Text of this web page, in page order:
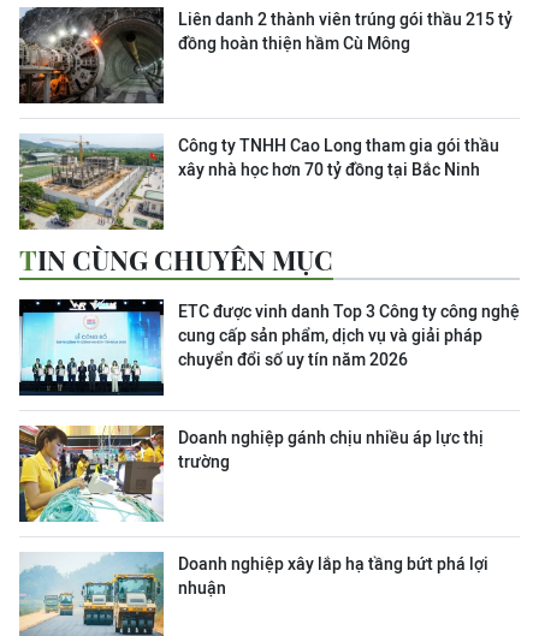
Liên danh 2 thành viên trúng gói thầu 215 tỷ
đồng hoàn thiện hầm Cù Mông
Công ty TNHH Cao Long tham gia gói thầu
xây nhà học hơn 70 tỷ đồng tại Bắc Ninh
TIN CÙNG CHUYÊN MỤC
ETC được vinh danh Top 3 Công ty công nghệ
cung cấp sản phẩm, dịch vụ và giải pháp
chuyển đổi số uy tín năm 2026
Doanh nghiệp gánh chịu nhiều áp lực thị
trường
Doanh nghiệp xây lắp hạ tầng bứt phá lợi
nhuận